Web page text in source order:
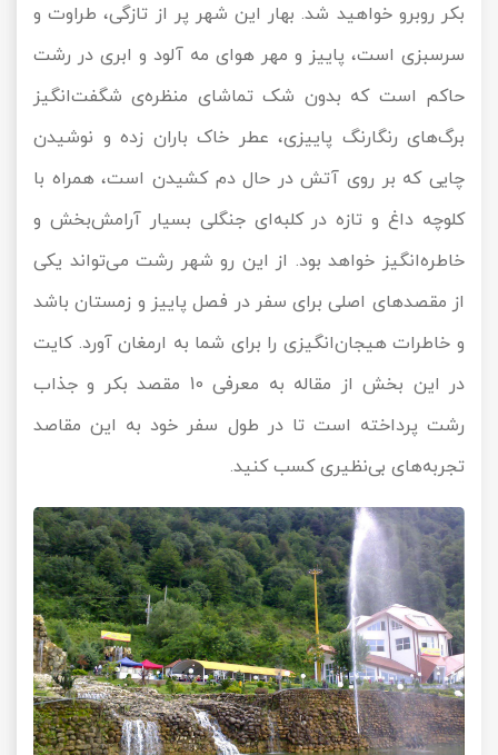
بکر روبرو خواهید شد. بهار این شهر پر از تازگی، طراوت و
سرسبزی است، پاییز و مهر هوای مه آلود و ابری در رشت
حاکم است که بدون شک تماشای منظره‌ی شگفت‌انگیز
برگ‌های رنگارنگ پاییزی، عطر خاک باران زده و نوشیدن
چایی که بر روی آتش در حال دم کشیدن است، همراه با
کلوچه داغ و تازه در کلبه‌ای جنگلی بسیار آرامش‌بخش و
خاطره‌انگیز خواهد بود. از این رو شهر رشت می‌تواند یکی
از مقصدهای اصلی برای سفر در فصل پاییز و زمستان باشد
و خاطرات هیجان‌انگیزی را برای شما به ارمغان آورد. کایت
در این بخش از مقاله به معرفی 10 مقصد بکر و جذاب
رشت پرداخته است تا در طول سفر خود به این مقاصد
تجربه‌های بی‌نظیری کسب کنید.